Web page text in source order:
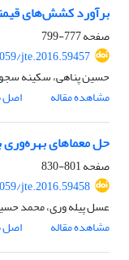
برآورد کشش‌های
صفحه777-799
jte.2016.59457
حسین پناهی، سکینه
مشاهده مقاله
اصل
حل معماهای بهره‌وری
صفحه801-830
jte.2016.59458
عسل پیله وری، محمد
مشاهده مقاله
اصل